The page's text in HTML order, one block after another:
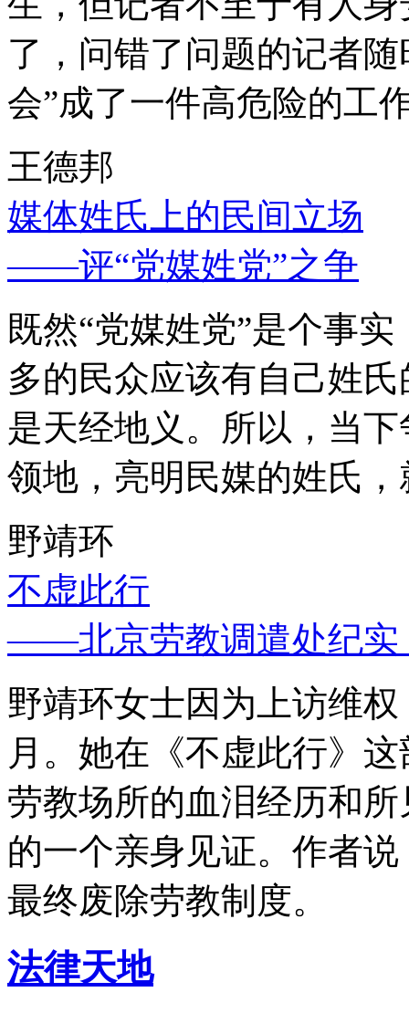
了，问错了问题的记者
会”成了一件高危险的工
王德邦
媒体姓氏上的民间立场
——评“党媒姓党”之争
既然“党媒姓党”是个事
多的民众应该有自己姓
是天经地义。所以，当
领地，亮明民媒的姓氏
野靖环
不虚此行
——北京劳教调遣处纪实
野靖环女士因为上访维
月。她在《不虚此行》
劳教场所的血泪经历和
的一个亲身见证。作者
最终废除劳教制度。
法律天地